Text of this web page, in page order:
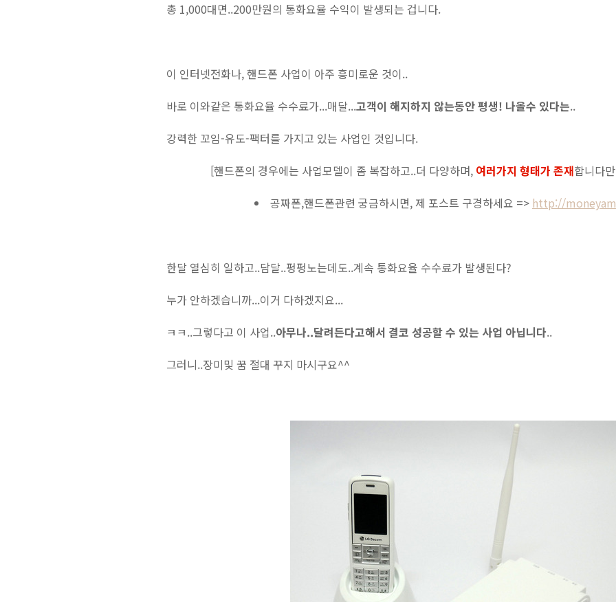
총 1,000대면..200만원의 통화요율 수익이 발생되는 겁니다.
이 인터넷전화나, 핸드폰 사업이 아주 흥미로운 것이..
바로 이와같은 통화요율 수수료가...매달...고객이 해지하지 않는동안 평생! 나올수 있다는..
강력한 꼬임-유도-팩터를 가지고 있는 사업인 것입니다.
[핸드폰의 경우에는 사업모델이 좀 복잡하고..더 다양하며, 여러가지 형태가 존재합니다
공짜폰,핸드폰관련 궁금하시면, 제 포스트 구경하세요 => http://
한달 열심히 일하고..담달..펑펑노는데도..계속 통화요율 수수료가 발생된다?
누가 안하겠습니까...이거 다하겠지요...
ㅋㅋ..그렇다고 이 사업..아무나..달려든다고해서 결코 성공할 수 있는 사업 아닙니다..
그러니..장미및 꿈 절대 꾸지 마시구요^^